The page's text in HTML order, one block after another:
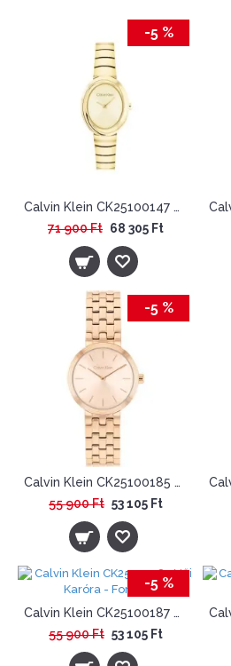
-5 %
Calvin Klein CK25100147 Női Karóra - Twisted Bezel
71 900 Ft 68 305 Ft
-5 %
Calvin Klein CK25100185 Női Karóra - Forme
55 900 Ft 53 105 Ft
-5 %
Calvin Klein CK25100187 Női Karóra - Forme
55 900 Ft 53 105 Ft